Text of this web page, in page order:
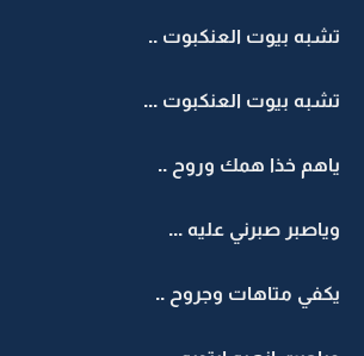
تشبه بيوت العنكبوت ..
تشبه بيوت العنكبوت ...
ياهم خذا همك وروح ..
وياصبر صبرني عليه ...
يكفي متاهات وجروح ..